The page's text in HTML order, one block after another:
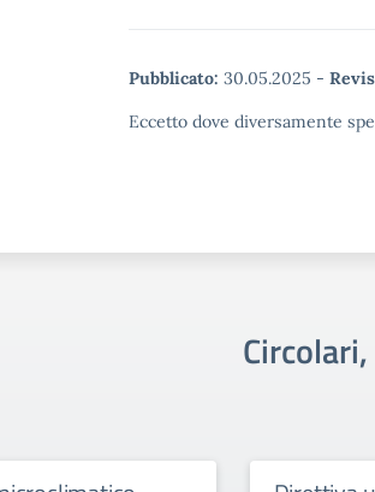
Pubblicato: 30.05.2025 -
Eccetto dove diversamente